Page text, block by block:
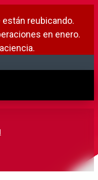
reubicando.
en enero.